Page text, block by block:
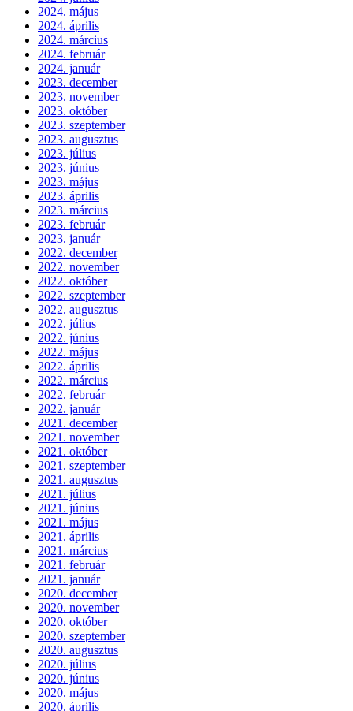
2024. május
2024. április
2024. március
2024. február
2024. január
2023. december
2023. november
2023. október
2023. szeptember
2023. augusztus
2023. július
2023. június
2023. május
2023. április
2023. március
2023. február
2023. január
2022. december
2022. november
2022. október
2022. szeptember
2022. augusztus
2022. július
2022. június
2022. május
2022. április
2022. március
2022. február
2022. január
2021. december
2021. november
2021. október
2021. szeptember
2021. augusztus
2021. július
2021. június
2021. május
2021. április
2021. március
2021. február
2021. január
2020. december
2020. november
2020. október
2020. szeptember
2020. augusztus
2020. július
2020. június
2020. május
2020. április